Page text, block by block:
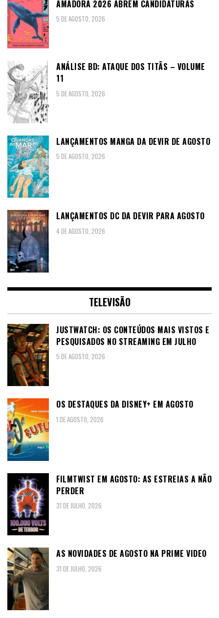
AMADORA 2026 ABREM CANDIDATURAS
5 DE AGOSTO, 2026
ANÁLISE BD: ATAQUE DOS TITÃS – VOLUME
11
5 DE AGOSTO, 2026
LANÇAMENTOS MANGA DA DEVIR DE AGOSTO
5 DE AGOSTO, 2026
LANÇAMENTOS DC DA DEVIR PARA AGOSTO
4 DE AGOSTO, 2026
TELEVISÃO
JUSTWATCH: OS CONTEÚDOS MAIS VISTOS E
PESQUISADOS NO STREAMING EM JULHO
5 DE AGOSTO, 2026
OS DESTAQUES DA DISNEY+ EM AGOSTO
1 DE AGOSTO, 2026
FILMTWIST EM AGOSTO: AS ESTREIAS A NÃO
PERDER
31 DE JULHO, 2026
AS NOVIDADES DE AGOSTO NA PRIME VIDEO
31 DE JULHO, 2026